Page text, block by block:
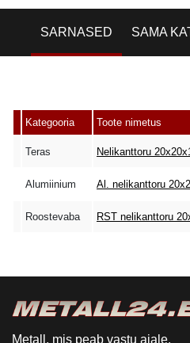
SARNASED SAMA
Kategooria Toote nimetus
Teras Nelikanttoru
Alumiinium Al. nelikanttoru
Roostevaba RST nelikanttoru
Metall, mis peab vastu ajale.